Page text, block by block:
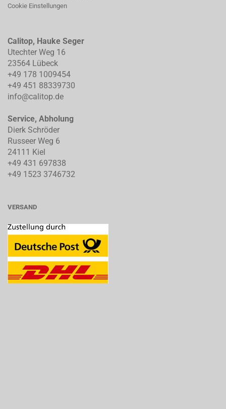
Cookie Einstellungen
Calitop, Hauke Seger
Utechter Weg 16
23564 Lübeck
+49 178 1009454
+49 451 88339730
info@calitop.de
Service, Abholung
Dierk Schröder
Russeer Weg 6
24111 Kiel
+49 431 697838
+49 1523 3746732
VERSAND